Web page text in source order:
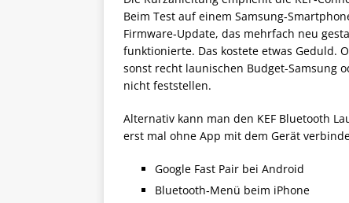
Beim Test auf einem
Firmware‑Update, das mehrfach neu
funktionierte. Das kostete etwas Geduld.
sonst recht launischen Budget-Samsung
nicht feststellen.
Alternativ kann man den KEF Bluetooth
erst mal ohne App mit dem Gerät
Google Fast Pair bei Android
Bluetooth‑Menü beim iPhone